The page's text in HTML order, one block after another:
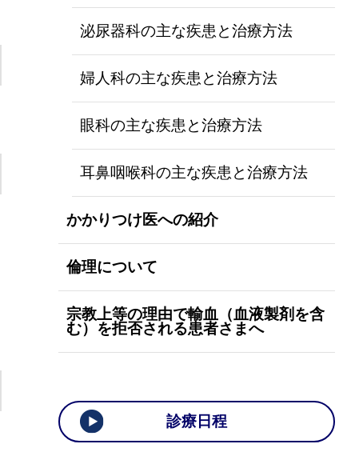
泌尿器科の主な疾患と治療方法
婦人科の主な疾患と治療方法
眼科の主な疾患と治療方法
耳鼻咽喉科の主な疾患と治療方法
かかりつけ医への紹介
倫理について
宗教上等の理由で輸血（血液製剤を含
む）を拒否される患者さまへ
診療日程